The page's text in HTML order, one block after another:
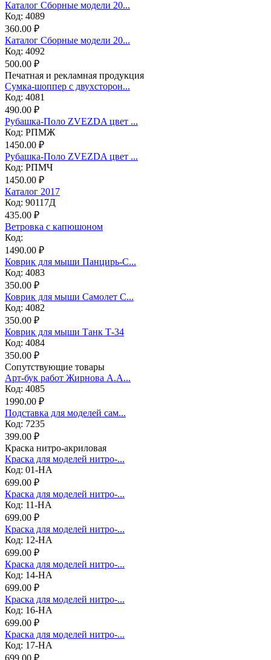
Каталог Сборные модели 20...
Код: 4089
360.00 ₽
Каталог Сборные модели 20...
Код: 4092
500.00 ₽
Печатная и рекламная продукция
Сумка-шоппер с двухсторон...
Код: 4081
490.00 ₽
Рубашка-Поло ZVEZDA цвет ...
Код: РПМЖ
1450.00 ₽
Рубашка-Поло ZVEZDA цвет ...
Код: РПМЧ
1450.00 ₽
Каталог 2017
Код: 90117Д
435.00 ₽
Ветровка с капюшоном
Код:
1490.00 ₽
Коврик для мыши Панцирь-С...
Код: 4083
350.00 ₽
Коврик для мыши Самолет С...
Код: 4082
350.00 ₽
Коврик для мыши Танк Т-34
Код: 4084
350.00 ₽
Сопутствующие товары
Арт-бук работ Жирнова А.А...
Код: 4085
1990.00 ₽
Подставка для моделей сам...
Код: 7235
399.00 ₽
Краска нитро-акриловая
Краска для моделей нитро-...
Код: 01-НА
699.00 ₽
Краска для моделей нитро-...
Код: 11-НА
699.00 ₽
Краска для моделей нитро-...
Код: 12-НА
699.00 ₽
Краска для моделей нитро-...
Код: 14-НА
699.00 ₽
Краска для моделей нитро-...
Код: 16-НА
699.00 ₽
Краска для моделей нитро-...
Код: 17-НА